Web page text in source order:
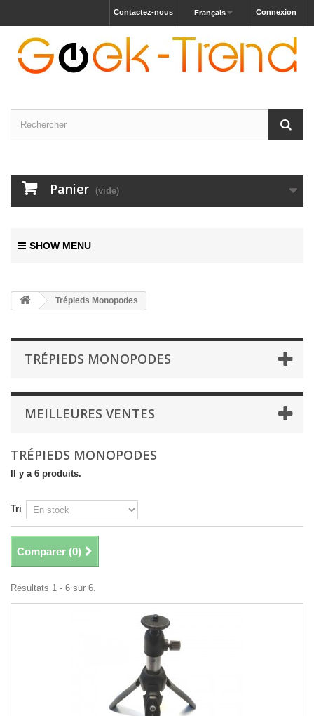
Connexion
Français
Contactez-nous
Panier (vide)
SHOW MENU
Trépieds Monopodes
TRÉPIEDS MONOPODES
MEILLEURES VENTES
TRÉPIEDS MONOPODES
Il y a 6 produits.
Tri
Comparer (0)
Résultats 1 - 6 sur 6.